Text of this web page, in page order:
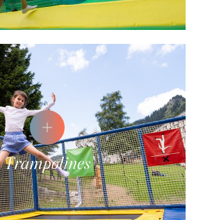
Trampolines